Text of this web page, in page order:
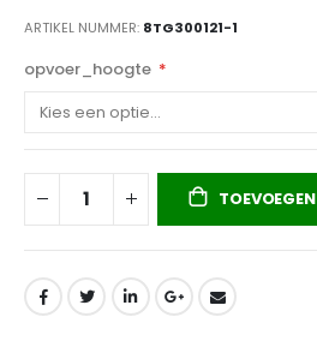
ARTIKEL NUMMER 8TG300121-1
opvoer_hoogte
TOEVOEGEN